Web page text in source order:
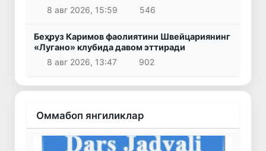
8 авг 2026, 15:59
546
Беҳруз Каримов фаолиятини Швейцариянинг
«Лугано» клубида давом эттиради
8 авг 2026, 13:47
902
Оммабоп янгиликлар